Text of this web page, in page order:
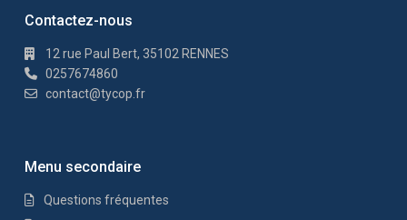
Contactez-nous
12 rue Paul Bert, 35102 RENNES
0257674860
contact@tycop.fr
Menu secondaire
Questions fréquentes